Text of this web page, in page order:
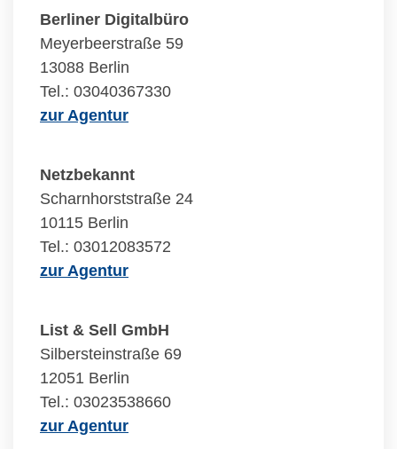
Berliner Digitalbüro
Meyerbeerstraße 59
13088 Berlin
Tel.: 03040367330
zur Agentur
Netzbekannt
Scharnhorststraße 24
10115 Berlin
Tel.: 03012083572
zur Agentur
List & Sell GmbH
Silbersteinstraße 69
12051 Berlin
Tel.: 03023538660
zur Agentur